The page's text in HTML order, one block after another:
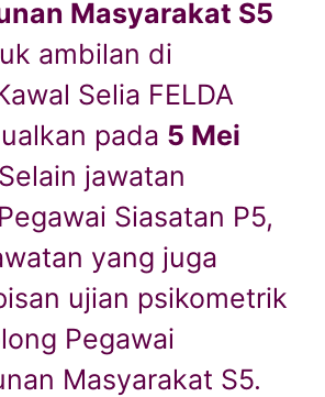
Masyarakat S5
ambilan di
Selia FELDA
pada 5 Mei
jawatan
Siasatan P5,
yang juga
ujian psikometrik
Pegawai
Masyarakat S5.